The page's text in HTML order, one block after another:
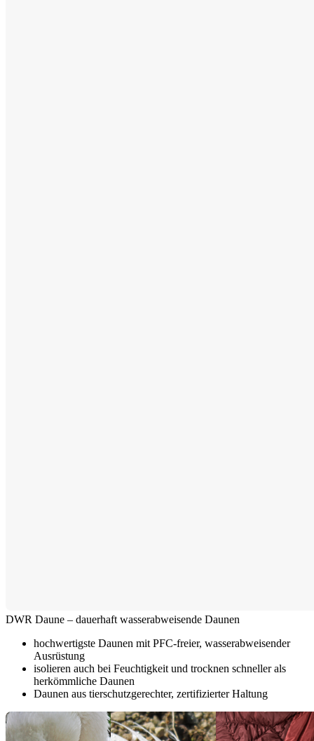
DWR Daune – dauerhaft wasserabweisende Daunen
hochwertigste Daunen mit PFC-freier, wasserabweisender
Ausrüstung
isolieren auch bei Feuchtigkeit und trocknen schneller als
herkömmliche Daunen
Daunen aus tierschutzgerechter, zertifizierter Haltung